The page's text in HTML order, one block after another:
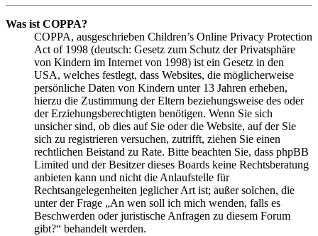
Was ist COPPA?
COPPA, ausgeschrieben Children’s Online Privacy Protection
Act of 1998 (deutsch: Gesetz zum Schutz der Privatsphäre
von Kindern im Internet von 1998) ist ein Gesetz in den
USA, welches festlegt, dass Websites, die möglicherweise
persönliche Daten von Kindern unter 13 Jahren erheben,
hierzu die Zustimmung der Eltern beziehungsweise des oder
der Erziehungsberechtigten benötigen. Wenn Sie sich
unsicher sind, ob dies auf Sie oder die Website, auf der Sie
sich zu registrieren versuchen, zutrifft, ziehen Sie einen
rechtlichen Beistand zu Rate. Bitte beachten Sie, dass phpBB
Limited und der Besitzer dieses Boards keine Rechtsberatung
anbieten kann und nicht die Anlaufstelle für
Rechtsangelegenheiten jeglicher Art ist; außer solchen, die
unter der Frage „An wen soll ich mich wenden, falls es
Beschwerden oder juristische Anfragen zu diesem Forum
gibt?“ behandelt werden.